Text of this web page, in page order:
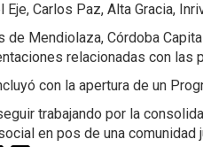
Eje, Carlos Paz, Alta Gracia,
de Mendiolaza, Córdoba
relacionadas con las
con la apertura de un
trabajando por la
en pos de una comunidad